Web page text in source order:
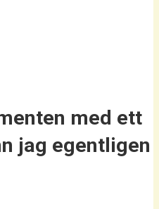
med ett
jag egentligen